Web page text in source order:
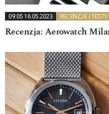
09:05 16.05.2023 RECENZJE I TESTY
Recenzja: Aerowatch